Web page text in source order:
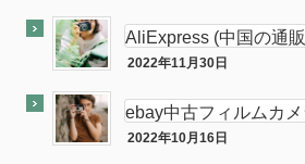
AliExpress (中国の通
使って買い物してみた
2022年11月30日
ebay中古フィルムカメ
意外と「二眼カメラ」
2022年10月16日